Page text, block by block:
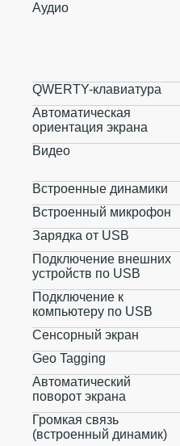
Аудио
QWERTY-клавиатура
Автоматическая
ориентация экрана
Видео
Встроенные динамики
Встроенный микрофон
Зарядка от USB
Подключение внешних
устройств по USB
Подключение к
компьютеру по USB
Сенсорный экран
Geo Tagging
Автоматический
поворот экрана
Громкая связь
(встроенный динамик)